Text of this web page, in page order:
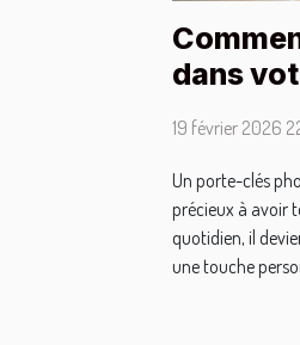
dans
19 février 2026
Un porte-clés
précieux à avoir
quotidien, il
une touche